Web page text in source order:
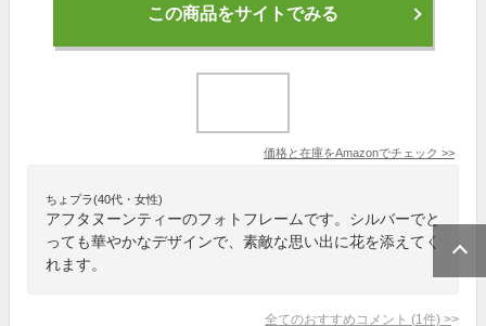
この商品をサイトでみる
価格と在庫をAmazonでチェック >>
ちょプラ(40代・女性)
アフタヌーンティーのフォトフレームです。シルバーでと
っても華やかなデザインで、素敵な思い出に花を添えてく
れます。
全てのおすすめコメント (1 件) >